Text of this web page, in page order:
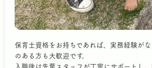
保育士資格をお持ちであれば、実務経験がな
のある方も大歓迎です。